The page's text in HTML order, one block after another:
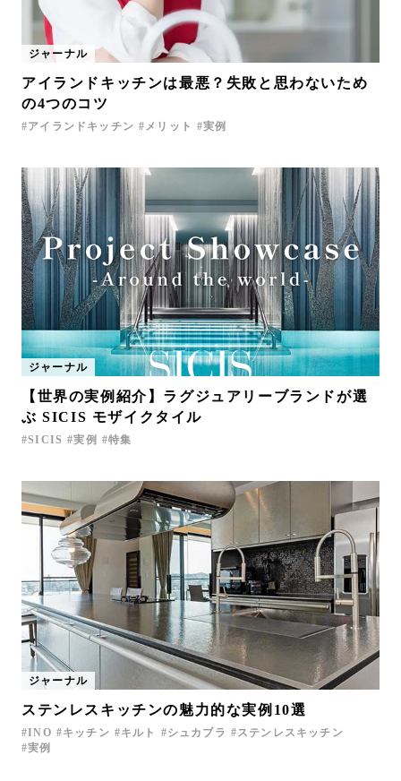
ジャーナル
アイランドキッチンは最悪？失敗と思わないため
の4つのコツ
アイランドキッチン メリット 実例
ジャーナル
【世界の実例紹介】ラグジュアリーブランドが選
ぶ SICIS モザイクタイル
SICIS 実例 特集
ジャーナル
ステンレスキッチンの魅力的な実例10選
INO キッチン キルト シュカブラ
ステンレスキッチン
実例